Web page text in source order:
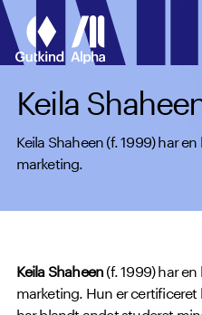
Spring til hovedindhold
Keila
Keila Shaheen (f. 1999) har
marketing.
Keila Shaheen(f. 1999) har
marketing. Hun er